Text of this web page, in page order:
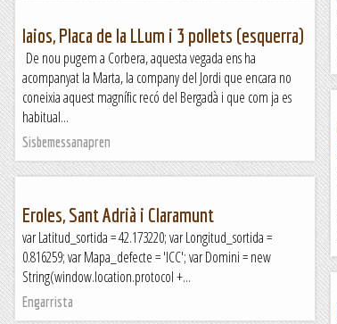
Iaios, Placa de la LLum i 3 pollets (esquerra)
De nou pugem a Corbera, aquesta vegada ens ha
acompanyat la Marta, la company del Jordi que encara no
coneixia aquest magnífic recó del Bergadà i que com ja es
habitual...
Sisbemessanapren
Eroles, Sant Adrià i Claramunt
var Latitud_sortida = 42.173220; var Longitud_sortida =
0.816259; var Mapa_defecte = 'ICC'; var Domini = new
String(window.location.protocol +...
Engarrista